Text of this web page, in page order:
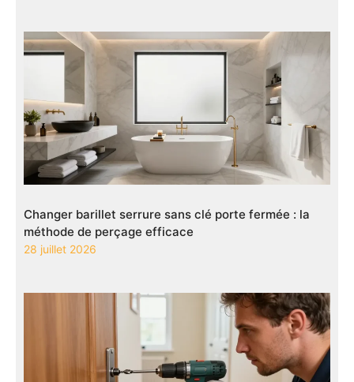
Changer barillet serrure sans clé porte fermée : la
méthode de perçage efficace
28 juillet 2026